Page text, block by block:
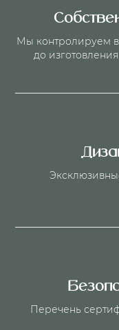
Мы контролируем
до
Перечень